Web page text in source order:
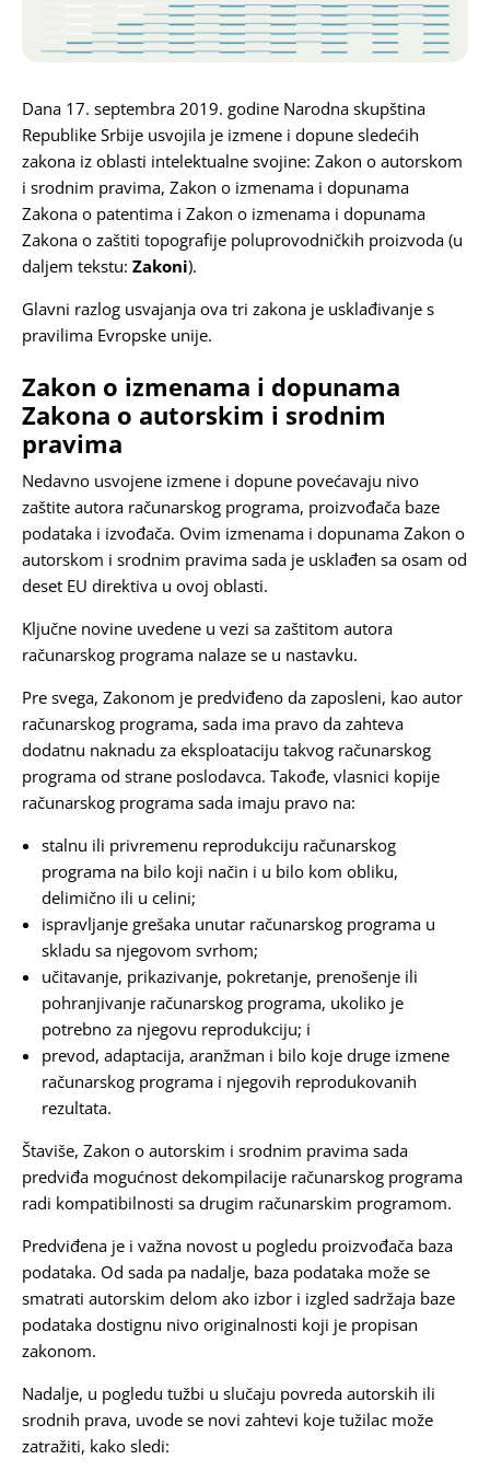
Karijera
Kontakt
Dana 17. septembra 2019. godine Narodna skupština
Republike Srbije usvojila je izmene i dopune sledećih
zakona iz oblasti intelektualne svojine: Zakon o autorskom
i srodnim pravima, Zakon o izmenama i dopunama
Zakona o patentima i Zakon o izmenama i dopunama
Zakona o zaštiti topografije poluprovodničkih proizvoda (u
daljem tekstu: Zakoni).
Glavni razlog usvajanja ova tri zakona je usklađivanje s
pravilima Evropske unije.
Zakon o izmenama i dopunama
Zakona o autorskim i srodnim
pravima
Nedavno usvojene izmene i dopune povećavaju nivo
zaštite autora računarskog programa, proizvođača baze
podataka i izvođača. Ovim izmenama i dopunama Zakon o
autorskom i srodnim pravima sada je usklađen sa osam od
deset EU direktiva u ovoj oblasti.
Ključne novine uvedene u vezi sa zaštitom autora
računarskog programa nalaze se u nastavku.
Pre svega, Zakonom je predviđeno da zaposleni, kao autor
računarskog programa, sada ima pravo da zahteva
dodatnu naknadu za eksploataciju takvog računarskog
programa od strane poslodavca. Takođe, vlasnici kopije
računarskog programa sada imaju pravo na:
stalnu ili privremenu reprodukciju računarskog
programa na bilo koji način i u bilo kom obliku,
delimično ili u celini;
ispravljanje grešaka unutar računarskog programa u
skladu sa njegovom svrhom;
učitavanje, prikazivanje, pokretanje, prenošenje ili
pohranjivanje računarskog programa, ukoliko je
potrebno za njegovu reprodukciju; i
prevod, adaptacija, aranžman i bilo koje druge izmene
računarskog programa i njegovih reprodukovanih
rezultata.
Štaviše, Zakon o autorskim i srodnim pravima sada
predviđa mogućnost dekompilacije računarskog programa
radi kompatibilnosti sa drugim računarskim programom.
Predviđena je i važna novost u pogledu proizvođača baza
podataka. Od sada pa nadalje, baza podataka može se
smatrati autorskim delom ako izbor i izgled sadržaja baze
podataka dostignu nivo originalnosti koji je propisan
zakonom.
Nadalje, u pogledu tužbi u slučaju povreda autorskih ili
srodnih prava, uvode se novi zahtevi koje tužilac može
zatražiti, kako sledi: